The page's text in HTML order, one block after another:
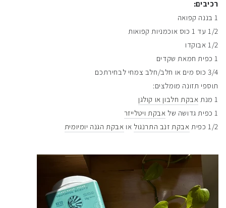
רכיבים:
1 בננה קפואה
1/2 עד 1 כוס אוכמניות קפואות
1/2 אבוקדו
1 כפית חמאת שקדים
3/4 כוס מים או חלב/חלב צמחי לבחירתכם
תוספי תזונה מומלצים:
1 מנת
אבקת חלבון או קולגן
1 כפית גדושה של
אבקת ויטלייזר
1/2 כפית
אבקת זנב התרנגול או אבקת הגנה יומיומית